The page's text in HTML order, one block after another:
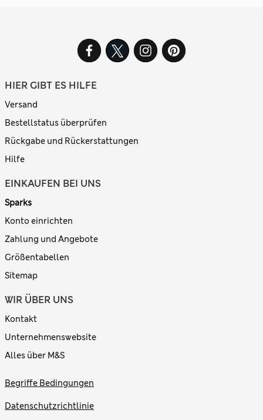
HIER GIBT ES HILFE
Versand
Bestellstatus überprüfen
Rückgabe und Rückerstattungen
Hilfe
EINKAUFEN BEI UNS
Sparks
Konto einrichten
Zahlung und Angebote
Größentabellen
Sitemap
WIR ÜBER UNS
Kontakt
Unternehmenswebsite
Alles über M&S
Begriffe Bedingungen
Datenschutzrichtlinie